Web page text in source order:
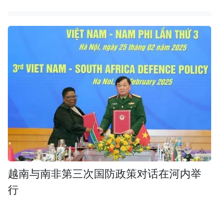
越南与南非第三次国防政策对话在河内举
行